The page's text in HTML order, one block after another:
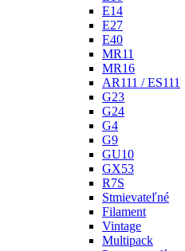
E14
E27
E40
MR11
MR16
AR111 / ES111
G23
G24
G4
G9
GU10
GX53
R7S
Stmievateľné
Filament
Vintage
Multipack